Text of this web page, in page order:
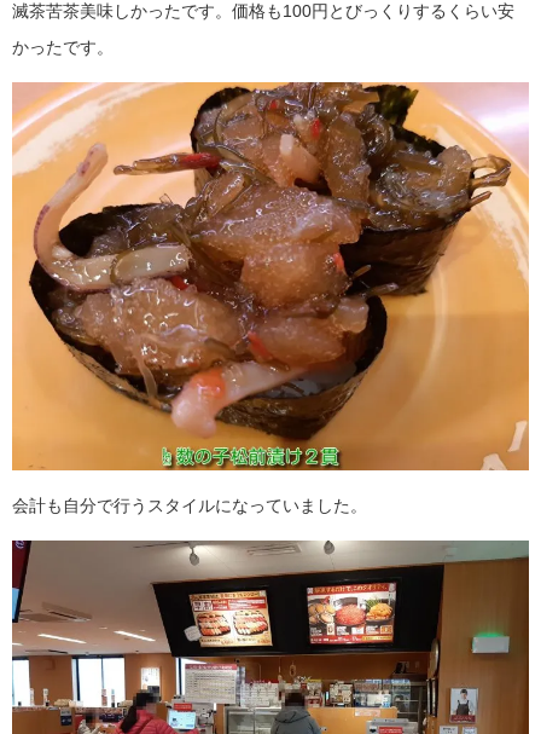
滅茶苦茶美味しかったです。価格も100円とびっくりするくらい安
かったです。
会計も自分で行うスタイルになっていました。